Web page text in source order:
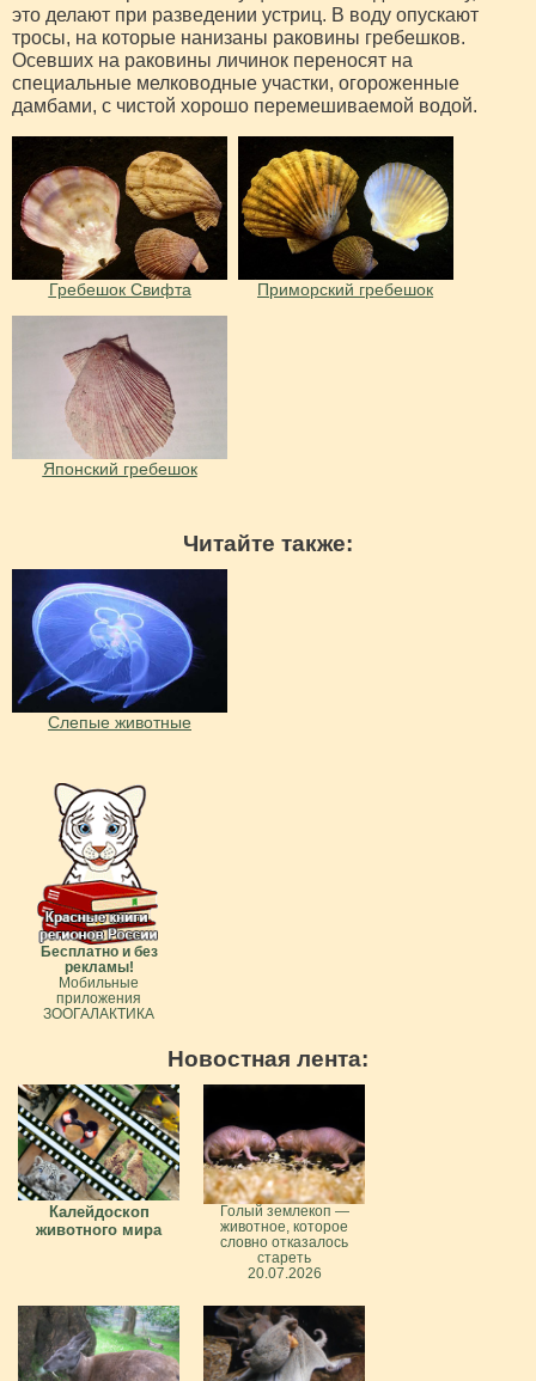
это делают при разведении устриц. В воду опускают
тросы, на которые нанизаны раковины гребешков.
Осевших на раковины личинок переносят на
специальные мелководные участки, огороженные
дамбами, с чистой хорошо перемешиваемой водой.
Гребешок Свифта Приморский гребешок
Японский гребешок
Читайте также:
Слепые животные
Бесплатно и без
рекламы!
Мобильные
приложения
ЗООГАЛАКТИКА
Новостная лента:
Калейдоскоп
животного мира
Голый землекоп —
животное, которое
словно отказалось
стареть
20.07.2026